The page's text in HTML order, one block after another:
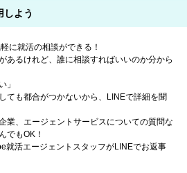
しよう
に就活の相談ができる！
あるけれど、誰に相談すればいいのか分から
」
ても都合がつかないから、LINEで詳細を聞
業、エージェントサービスについての質問な
でもOK！
就活エージェントスタッフがLINEでお返事